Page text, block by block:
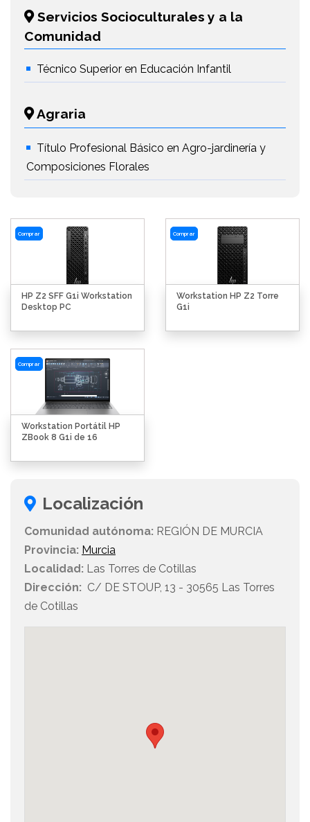
Servicios Socioculturales y a la
Comunidad
Técnico Superior en Educación Infantil
Agraria
Título Profesional Básico en Agro-jardinería y
Composiciones Florales
Comprar
HP Z2 SFF G1i Workstation
Desktop PC
Comprar
Workstation HP Z2 Torre
G1i
Comprar
Workstation Portátil HP
ZBook 8 G1i de 16
Localización
Comunidad autónoma: REGIÓN DE MURCIA
Provincia: Murcia
Localidad: Las Torres de Cotillas
Dirección: C/ DE STOUP, 13 - 30565 Las Torres
de Cotillas